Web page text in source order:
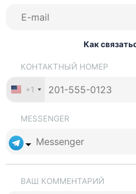
Как
КОНТАКТНЫЙ НОМЕР
+1
MESSENGER
ВАШ КОММЕНТАРИЙ